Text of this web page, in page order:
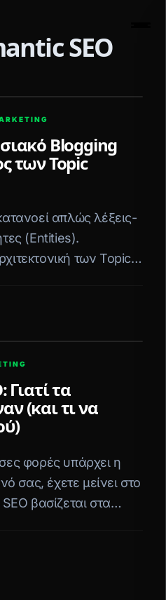
SEO
Blogging
των Topic
απλώς λέξεις-
(Entities).
των Topic
Γιατί τα
(και τι να
φορές υπάρχει η
σας, έχετε μείνει στο
βασίζεται στα